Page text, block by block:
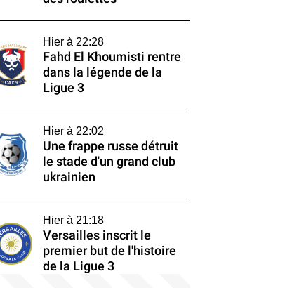
Hier à 22:28
Fahd El Khoumisti rentre
dans la légende de la
Ligue 3
Hier à 22:02
Une frappe russe détruit
le stade d'un grand club
ukrainien
Hier à 21:18
Versailles inscrit le
premier but de l'histoire
de la Ligue 3